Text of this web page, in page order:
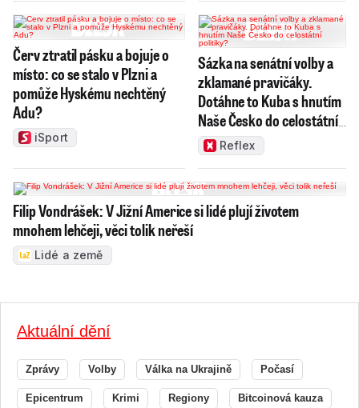
Červ ztratil pásku a bojuje o
místo: co se stalo v Plzni a
pomůže Hyskému nechtěný
Adu?
iSport
Sázka na senátní volby a
zklamané pravičáky.
Dotáhne to Kuba s hnutím
Naše Česko do celostátní
politiky?
Reflex
Filip Vondrášek: V Jižní Americe si lidé plují životem
mnohem lehčeji, věci tolik neřeší
Lidé a země
Aktuální dění
Zprávy Volby Válka na Ukrajině Počasí
Epicentrum Krimi Regiony Bitcoinová kauza